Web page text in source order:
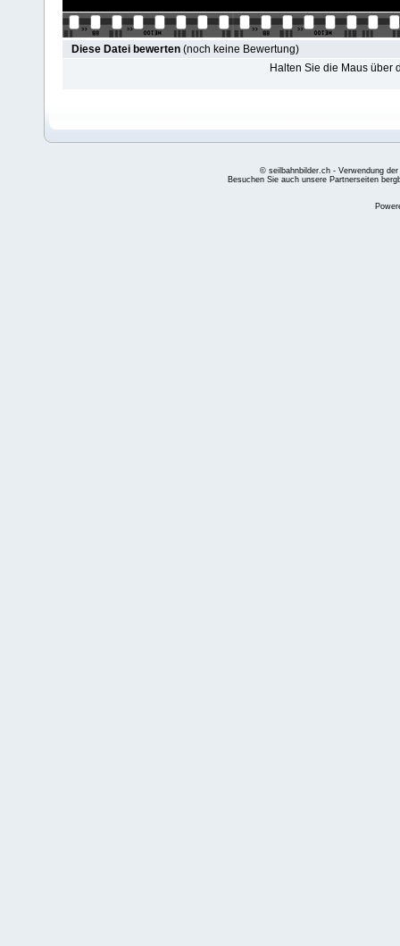
Diese Datei bewerten (noch keine Bewertung)
Halten Sie die Maus über
© seilbahnbilder.ch - Verwendung
Besuchen Sie auch unsere Partnerseiten